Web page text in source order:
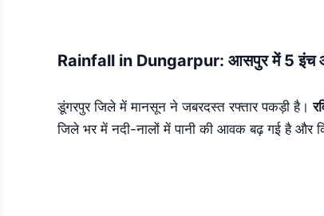
Rainfall in Dungarpur: आसपुर में 5 इंच
डूंगरपुर जिले में मानसून ने जबरदस्त रफ्तार पकड़ी है।
जिले भर में नदी-नालों में पानी की आवक बढ़ गई है और